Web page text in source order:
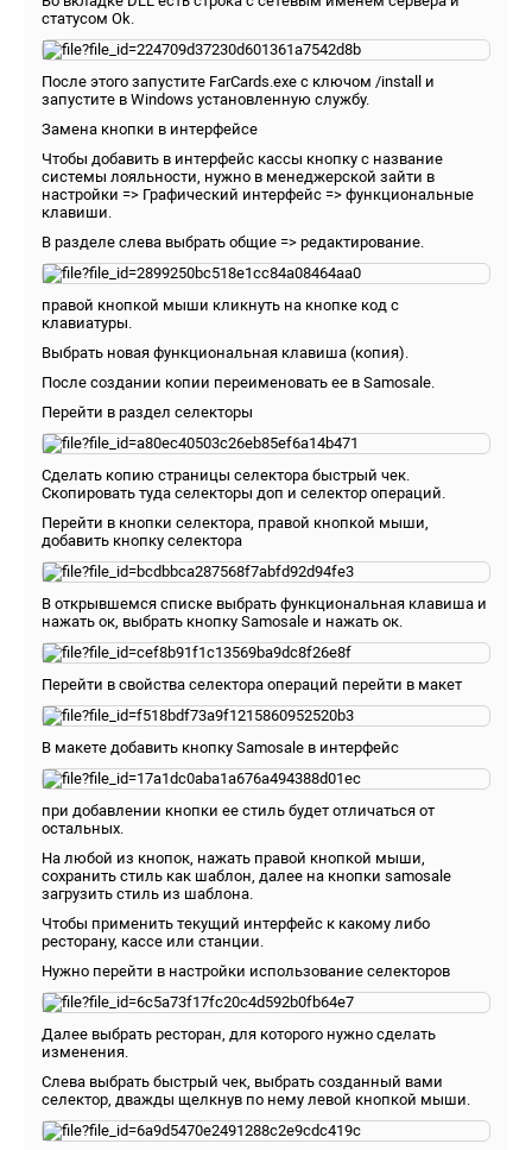
статусом Ok.
После этого запустите FarCards.exe с ключом /install и
запустите в Windows установленную службу.
Замена кнопки в интерфейсе
Чтобы добавить в интерфейс кассы кнопку с название
системы лояльности, нужно в менеджерской зайти в
настройки => Графический интерфейс => функциональные
клавиши.
В разделе слева выбрать общие => редактирование.
правой кнопкой мыши кликнуть на кнопке код с
клавиатуры.
Выбрать новая функциональная клавиша (копия).
После создании копии переименовать ее в Samosale.
Перейти в раздел селекторы
Сделать копию страницы селектора быстрый чек.
Скопировать туда селекторы доп и селектор операций.
Перейти в кнопки селектора, правой кнопкой мыши,
добавить кнопку селектора
В открывшемся списке выбрать функциональная клавиша и
нажать ок, выбрать кнопку Samosale и нажать ок.
Перейти в свойства селектора операций перейти в макет
В макете добавить кнопку Samosale в интерфейс
при добавлении кнопки ее стиль будет отличаться от
остальных.
На любой из кнопок, нажать правой кнопкой мыши,
сохранить стиль как шаблон, далее на кнопки samosale
загрузить стиль из шаблона.
Чтобы применить текущий интерфейс к какому либо
ресторану, кассе или станции.
Нужно перейти в настройки использование селекторов
Далее выбрать ресторан, для которого нужно сделать
изменения.
Слева выбрать быстрый чек, выбрать созданный вами
селектор, дважды щелкнув по нему левой кнопкой мыши.